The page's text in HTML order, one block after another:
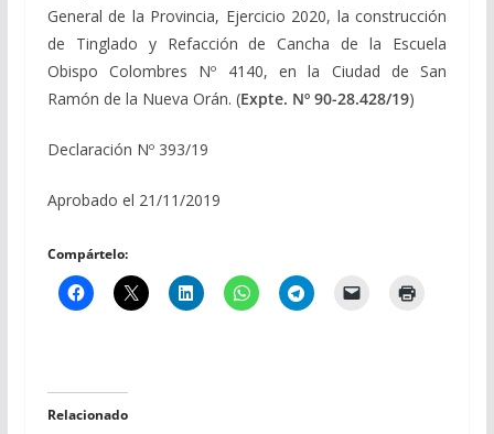
General de la Provincia, Ejercicio 2020, la construcción
de Tinglado y Refacción de Cancha de la Escuela
Obispo Colombres Nº 4140, en la Ciudad de San
Ramón de la Nueva Orán. (Expte. Nº 90-28.428/19)
Declaración Nº 393/19
Aprobado el 21/11/2019
Compártelo:
Relacionado